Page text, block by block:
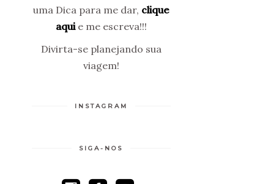
uma Dica para me dar, clique
aquie me escreva!!!
Divirta-se planejando sua
viagem!
INSTAGRAM
SIGA-NOS